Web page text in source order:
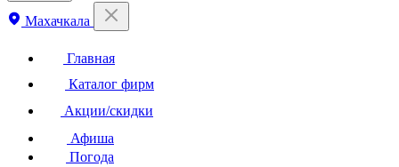
Махачкала
Главная
Каталог фирм
Акции/скидки
Афиша
Погода